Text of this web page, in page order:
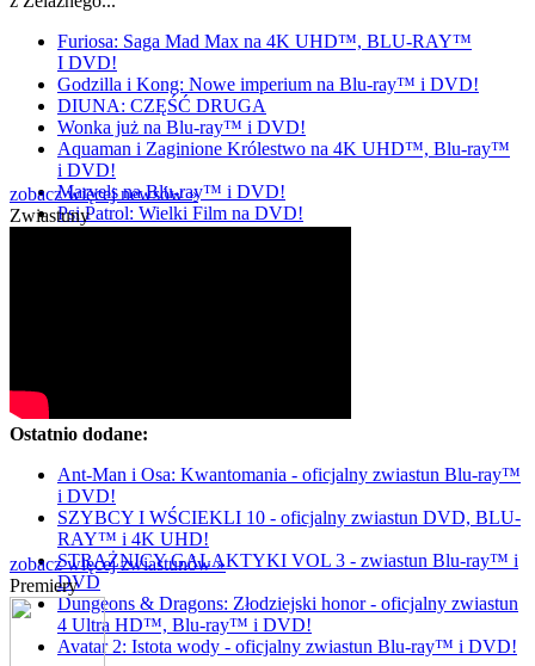
Furiosa: Saga Mad Max na 4K UHD™, BLU-RAY™
I DVD!
Godzilla i Kong: Nowe imperium na Blu-ray™ i DVD!
DIUNA: CZĘŚĆ DRUGA
Wonka już na Blu-ray™ i DVD!
Aquaman i Zaginione Królestwo na 4K UHD™, Blu-ray™
i DVD!
Marvels na Blu-ray™ i DVD!
Psi Patrol: Wielki Film na DVD!
zobacz więcej newsów »
Zwiastuny
Ostatnio dodane:
Ant-Man i Osa: Kwantomania - oficjalny zwiastun Blu-ray™
i DVD!
SZYBCY I WŚCIEKLI 10 - oficjalny zwiastun DVD, BLU-
RAY™ i 4K UHD!
STRAŻNICY GALAKTYKI VOL 3 - zwiastun Blu-ray™ i
DVD
Dungeons & Dragons: Złodziejski honor - oficjalny zwiastun
4 Ultra HD™, Blu-ray™ i DVD!
Avatar 2: Istota wody - oficjalny zwiastun Blu-ray™ i DVD!
zobacz więcej zwiastunów »
Premiery